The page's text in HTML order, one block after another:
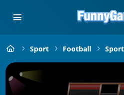
Sport Football